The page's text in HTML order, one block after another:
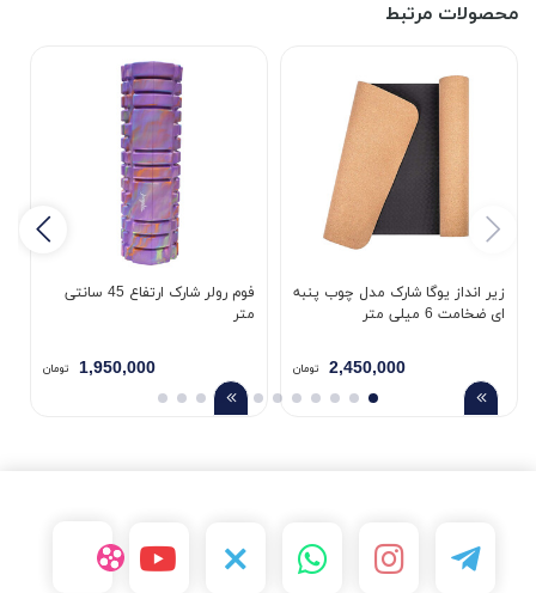
محصولات مرتبط
زیر انداز یوگا شارک مدل چوب پنبه
ای ضخامت 6 میلی متر
2,450,000 تومان
فوم رولر شارک ارتفاع 45 سانتی
متر
1,950,000 تومان